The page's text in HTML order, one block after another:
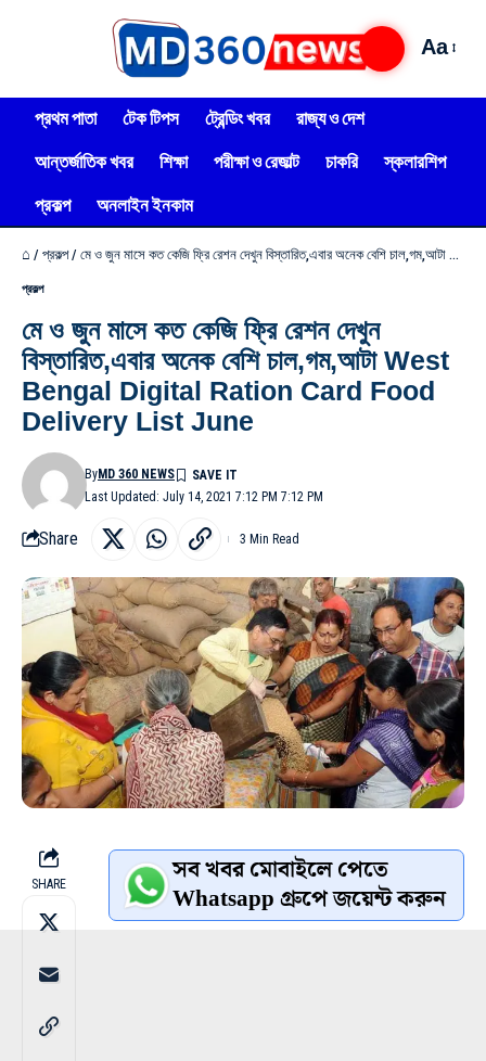
Aa
প্রথম পাতা টেক টিপস ট্রেন্ডিং খবর
রাজ্য ও দেশ
আন্তর্জাতিক খবর
শিক্ষা পরীক্ষা ও রেজাল্ট চাকরি
স্কলারশিপ
প্রকল্প
অনলাইন ইনকাম
⌂ / প্রকল্প/ মে ও জুন মাসে কত কেজি ফ্রি রেশন দেখুন বিস্তারিত,এবার অনেক বেশি চাল,গম,আটা West Bengal Digital Ration Card Food Delivery List June
প্রকল্প
মে ও জুন মাসে কত কেজি ফ্রি রেশন দেখুন
বিস্তারিত,এবার অনেক বেশি চাল,গম,আটা West
Bengal Digital Ration Card Food
Delivery List June
Last Updated: July 14, 2021 7:12 PM 7:12 PM
ByMD 360 NEWS
Share 3 Min Read
SHARE সব খবর মোবাইলে পেতে
Whatsapp গ্রুপে জয়েন্ট করুন